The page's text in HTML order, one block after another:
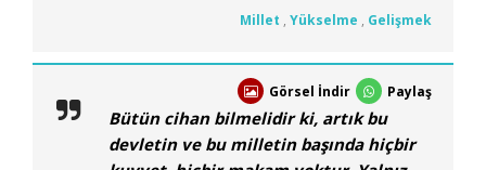
Millet , Yükselme , Gelişmek
Görsel İndir Paylaş
Bütün cihan bilmelidir ki, artık bu
devletin ve bu milletin başında hiçbir